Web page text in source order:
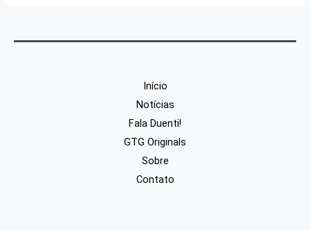
Início
Notícias
Fala Duenti!
GTG Originals
Sobre
Contato